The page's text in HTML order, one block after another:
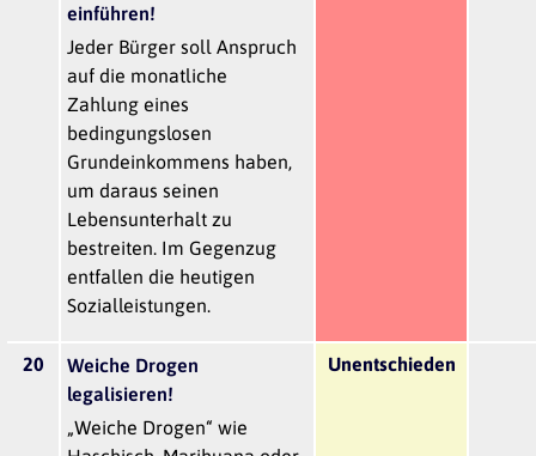
einführen!
Jeder Bürger soll Anspruch
auf die monatliche
Zahlung eines
bedingungslosen
Grundeinkommens haben,
um daraus seinen
Lebensunterhalt zu
bestreiten. Im Gegenzug
entfallen die heutigen
Sozialleistungen.
20
Weiche Drogen
legalisieren!
„Weiche Drogen“ wie
Unentschieden